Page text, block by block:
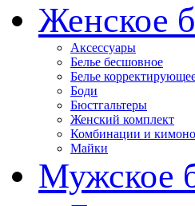
Женское
Аксессуары
Белье бесшовное
Белье
Боди
Бюстгальтеры
Женский комплект
Комбинации и кимоно
Майки
Мужское